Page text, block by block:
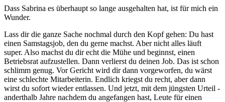
Dass Sabrina es überhaupt so lange ausgehalten hat, ist für mich ein
Wunder.
Lass dir die ganze Sache nochmal durch den Kopf gehen: Du hast
einen Samstagsjob, den du gerne machst. Aber nicht alles läuft
super. Also machst du dir echt die Mühe und beginnst, einen
Betriebsrat aufzustellen. Dann verlierst du deinen Job. Das ist schon
schlimm genug. Vor Gericht wird dir dann vorgeworfen, du wärst
eine schlechte Mitarbeiterin. Endlich kriegst du recht, aber dann
wirst du sofort wieder entlassen. Und jetzt, mit dem jüngsten Urteil -
anderthalb Jahre nachdem du angefangen hast, Leute für einen